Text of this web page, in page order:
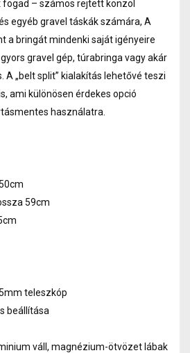
– számos rejtett konzol
egyéb gravel táskák számára, A
a bringát mindenki saját igényeire
gravel gép, túrabringa vagy akár
A „belt split” kialakítás lehetővé teszi
ami különösen érdekes opció
használatra.
59cm
teleszkóp
beállítása
váll, magnézium-ötvözet lábak